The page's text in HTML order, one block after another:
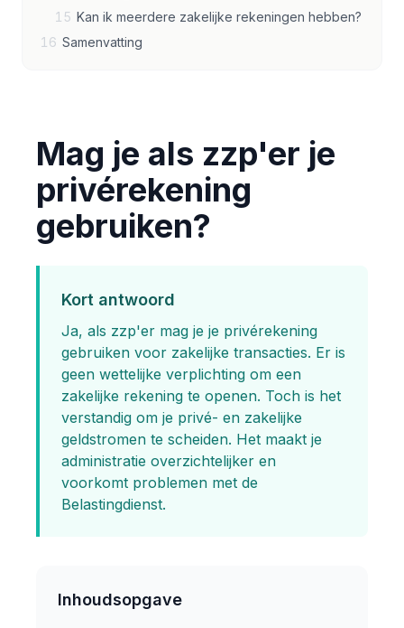
15 Kan ik meerdere zakelijke rekeningen hebben?
16 Samenvatting
Mag je als zzp'er je
privérekening
gebruiken?
Kort antwoord
Ja, als zzp'er mag je je privérekening
gebruiken voor zakelijke transacties. Er is
geen wettelijke verplichting om een
zakelijke rekening te openen. Toch is het
verstandig om je privé- en zakelijke
geldstromen te scheiden. Het maakt je
administratie overzichtelijker en
voorkomt problemen met de
Belastingdienst.
Inhoudsopgave